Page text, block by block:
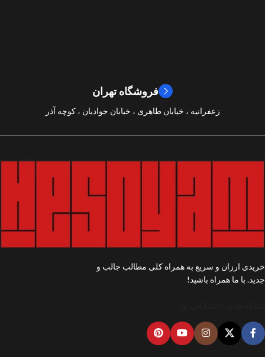
فروشگاه تهران
زعفرانیه ، خیابان طاهری ، خیابان جوادیان ، کوچه آذر
خریدی ارزان و سریع به همراه کلی مطالب جالب و
جدید. با ما همراه باشید!